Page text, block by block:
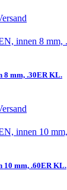
8 mm, .30ER KL.
10 mm, .60ER KL.